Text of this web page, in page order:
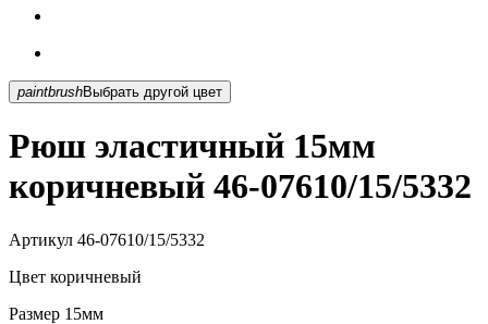
paintbrush Выбрать другой цвет
Рюш эластичный 15мм
коричневый 46-07610/15/5332
Артикул 46-07610/15/5332
Цвет коричневый
Размер 15мм